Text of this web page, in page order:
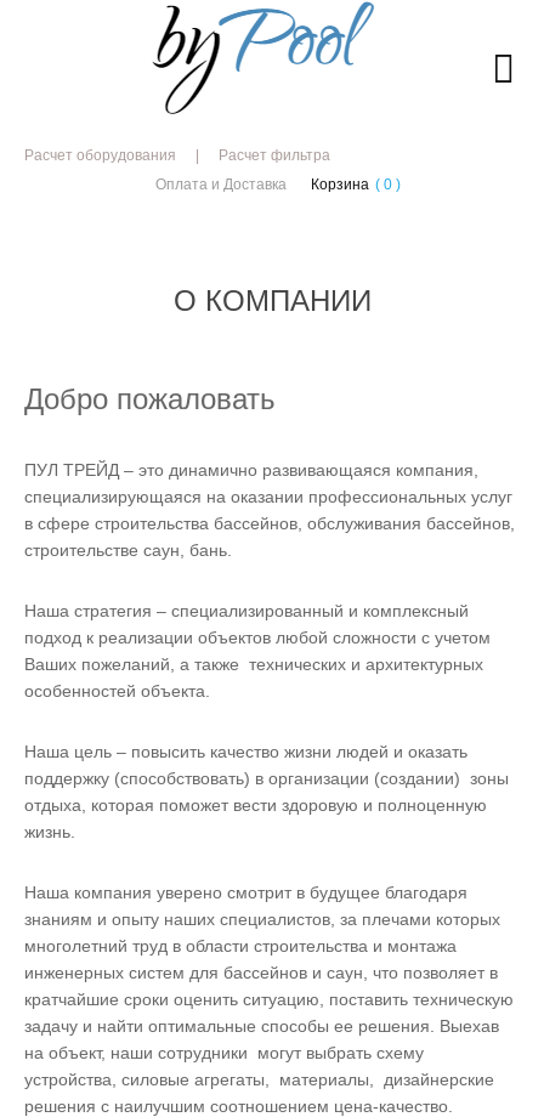
Расчет оборудования
Расчет фильтра
Оплата и Доставка
Корзина ( 0 )
О КОМПАНИИ
Добро пожаловать
ПУЛ ТРЕЙД – это динамично развивающаяся компания,
специализирующаяся на оказании профессиональных услуг
в сфере строительства бассейнов, обслуживания бассейнов,
строительстве саун, бань.
Наша стратегия – специализированный и комплексный
подход к реализации объектов любой сложности с учетом
Ваших пожеланий, а также технических и архитектурных
особенностей объекта.
Наша цель – повысить качество жизни людей и оказать
поддержку (способствовать) в организации (создании) зоны
отдыха, которая поможет вести здоровую и полноценную
жизнь.
Наша компания уверено смотрит в будущее благодаря
знаниям и опыту наших специалистов, за плечами которых
многолетний труд в области строительства и монтажа
инженерных систем для бассейнов и саун, что позволяет в
кратчайшие сроки оценить ситуацию, поставить техническую
задачу и найти оптимальные способы ее решения. Выехав
на объект, наши сотрудники могут выбрать схему
устройства, силовые агрегаты, материалы, дизайнерские
решения с наилучшим соотношением цена-качество.